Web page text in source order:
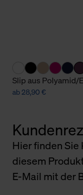
Slip aus Polyamid/
ab 28,90 €
Hier finden
diesem
E-Mail mit der